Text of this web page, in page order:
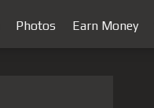
Photos Earn Money